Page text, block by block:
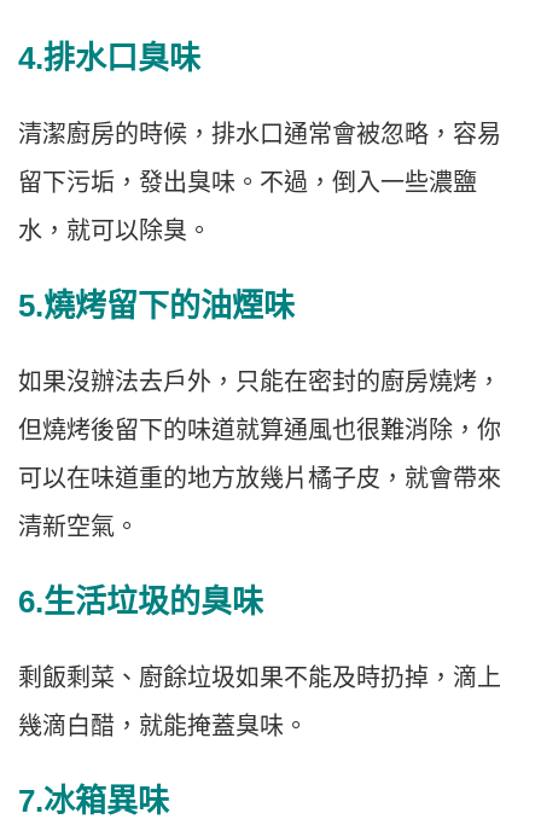
4.排水口臭味
清潔廚房的時候，排水口通常會被忽略，容易
留下污垢，發出臭味。不過，倒入一些濃鹽
水，就可以除臭。
5.燒烤留下的油煙味
如果沒辦法去戶外，只能在密封的廚房燒烤，
但燒烤後留下的味道就算通風也很難消除，你
可以在味道重的地方放幾片橘子皮，就會帶來
清新空氣。
6.生活垃圾的臭味
剩飯剩菜、廚餘垃圾如果不能及時扔掉，滴上
幾滴白醋，就能掩蓋臭味。
7.冰箱異味